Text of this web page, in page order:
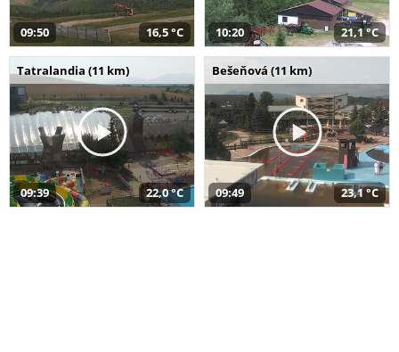
09:50 16,5 °C 10:20 21,1 °C
Tatralandia (11 km)
09:39 22,0 °C
Bešeňová (11 km)
09:49 23,1 °C